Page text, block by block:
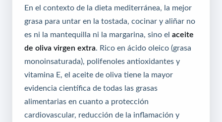
En el contexto de la dieta mediterránea, la mejor
grasa para untar en la tostada, cocinar y aliñar no
es ni la mantequilla ni la margarina, sino el aceite
de oliva virgen extra . Rico en ácido oleico (grasa
monoinsaturada), polifenoles antioxidantes y
vitamina E, el aceite de oliva tiene la mayor
evidencia científica de todas las grasas
alimentarias en cuanto a protección
cardiovascular, reducción de la inflamación y